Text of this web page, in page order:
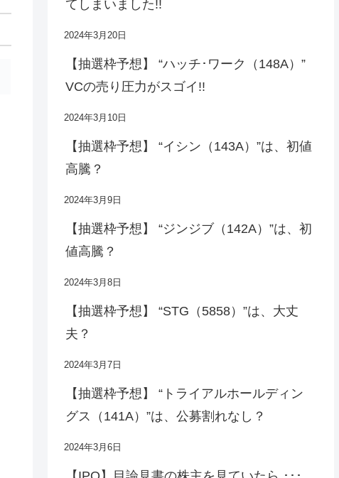
てしまいました!!
2024年3月20日
【抽選枠予想】 “ハッチ･ワーク（148A）”
VCの売り圧力がスゴイ!!
2024年3月10日
【抽選枠予想】 “イシン（143A）”は、初値
高騰？
2024年3月9日
【抽選枠予想】 “ジンジブ（142A）”は、初
値高騰？
2024年3月8日
【抽選枠予想】 “STG（5858）”は、大丈
夫？
2024年3月7日
【抽選枠予想】 “トライアルホールディン
グス（141A）”は、公募割れなし？
2024年3月6日